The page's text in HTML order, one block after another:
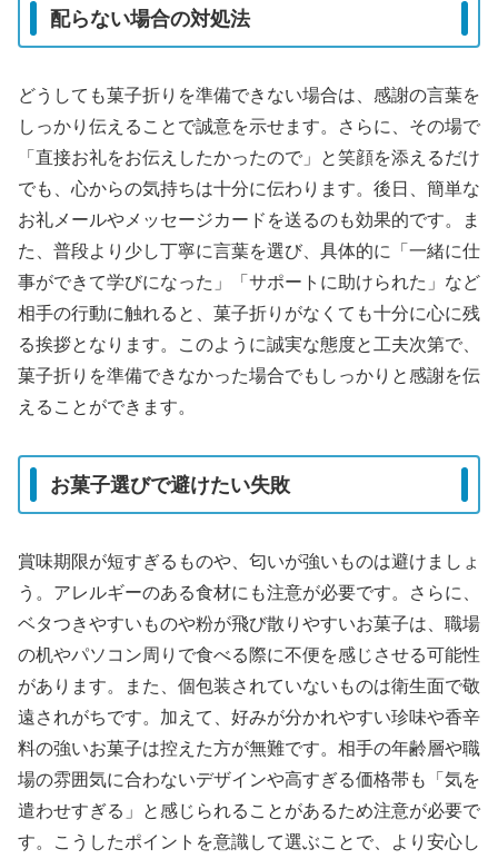
配らない場合の対処法
どうしても菓子折りを準備できない場合は、感謝の言葉を
しっかり伝えることで誠意を示せます。さらに、その場で
「直接お礼をお伝えしたかったので」と笑顔を添えるだけ
でも、心からの気持ちは十分に伝わります。後日、簡単な
お礼メールやメッセージカードを送るのも効果的です。ま
た、普段より少し丁寧に言葉を選び、具体的に「一緒に仕
事ができて学びになった」「サポートに助けられた」など
相手の行動に触れると、菓子折りがなくても十分に心に残
る挨拶となります。このように誠実な態度と工夫次第で、
菓子折りを準備できなかった場合でもしっかりと感謝を伝
えることができます。
お菓子選びで避けたい失敗
賞味期限が短すぎるものや、匂いが強いものは避けましょ
う。アレルギーのある食材にも注意が必要です。さらに、
ベタつきやすいものや粉が飛び散りやすいお菓子は、職場
の机やパソコン周りで食べる際に不便を感じさせる可能性
があります。また、個包装されていないものは衛生面で敬
遠されがちです。加えて、好みが分かれやすい珍味や香辛
料の強いお菓子は控えた方が無難です。相手の年齢層や職
場の雰囲気に合わないデザインや高すぎる価格帯も「気を
遣わせすぎる」と感じられることがあるため注意が必要で
す。こうしたポイントを意識して選ぶことで、より安心し